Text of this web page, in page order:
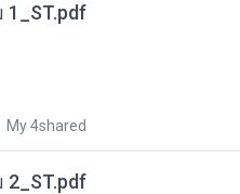
1_ST.pdf
My 4shared
2_ST.pdf